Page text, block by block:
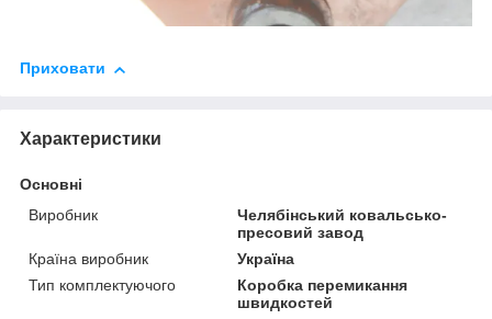
Приховати
Характеристики
Основні
Виробник
Челябінський ковальсько-
пресовий завод
Країна виробник
Україна
Тип комплектуючого
Коробка перемикання
швидкостей